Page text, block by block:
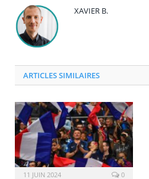
XAVIER B.
ARTICLES SIMILAIRES
11 JUIN 2024 0